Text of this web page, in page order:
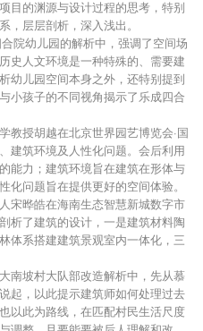
目的渊源与设计过程的思考，特别
，层层剖析，深入浅出。
院幼儿园的解析中，强调了空间场
史人文环境是一种特殊的、需要建
幼儿园空间本身之外，还特别提到
小孩子的不同视角揭示了乐成四合
教授胡越在北京世界园艺博览会·国
建筑环境及人性化问题。会后利用
能力；建筑环境旨在建筑在形体与
化问题旨在提供更好的空间体验。
宋晔皓在海南生态智慧新城数字市
析了建筑的设计，一是建筑材料陶
体系搭建建筑景观室内一体化，三
南坡村大队部改造解析中，先从慕
起，以此提示建筑师如何处理过去
以此为路线，在匹配村民生活尺度